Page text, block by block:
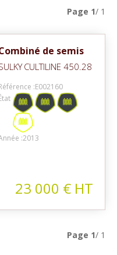
Page 1/ 1
de semis
CULTILINE 450.28
:E002160
:2013
23 000 € HT
Page 1/ 1